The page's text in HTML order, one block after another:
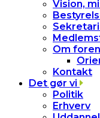
Vision,
Om
Kontakt
Det gør vi
Politik
Erhverv